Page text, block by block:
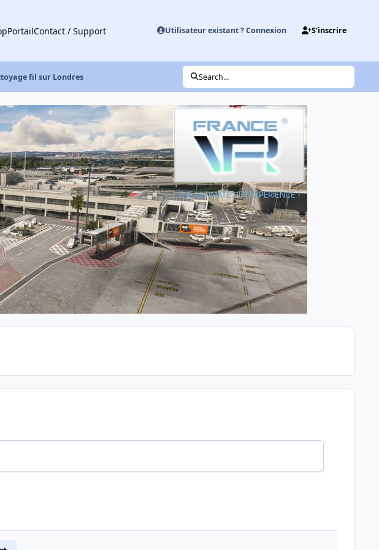
PortailContact / Support Utilisateur existant ? Connexion S’inscrire
fil sur Londres Search...